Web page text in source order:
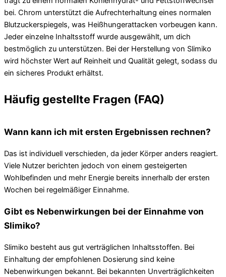
bei. Chrom unterstützt die Aufrechterhaltung eines normalen
Blutzuckerspiegels, was Heißhungerattacken vorbeugen kann.
Jeder einzelne Inhaltsstoff wurde ausgewählt, um dich
bestmöglich zu unterstützen. Bei der Herstellung von Slimiko
wird höchster Wert auf Reinheit und Qualität gelegt, sodass du
ein sicheres Produkt erhältst.
Häufig gestellte Fragen (FAQ)
Wann kann ich mit ersten Ergebnissen rechnen?
Das ist individuell verschieden, da jeder Körper anders reagiert.
Viele Nutzer berichten jedoch von einem gesteigerten
Wohlbefinden und mehr Energie bereits innerhalb der ersten
Wochen bei regelmäßiger Einnahme.
Gibt es Nebenwirkungen bei der Einnahme von
Slimiko?
Slimiko besteht aus gut verträglichen Inhaltsstoffen. Bei
Einhaltung der empfohlenen Dosierung sind keine
Nebenwirkungen bekannt. Bei bekannten Unverträglichkeiten